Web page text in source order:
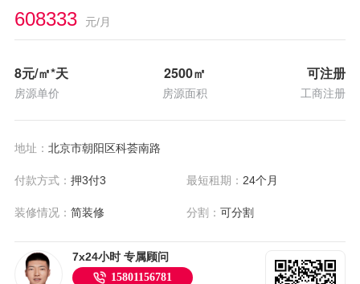
608333 元/月
8元/㎡*天
房源单价
2500㎡
房源面积
可注册
工商注册
地址： 北京市朝阳区科荟南路
付款方式： 押3付3 最短租期： 24个月
装修情况： 简装修 分割：可分割
7x24小时 专属顾问
15801156781